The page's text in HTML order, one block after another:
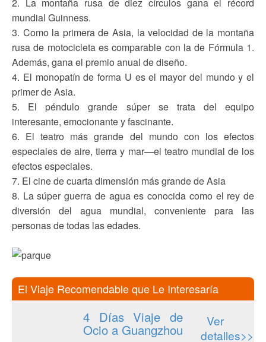
mundial Guinness.
3. Como la primera de Asia, la velocidad de la montaña
rusa de motocicleta es comparable con la de Fórmula 1.
Además, gana el premio anual de diseño.
4. El monopatín de forma U es el mayor del mundo y el
primer de Asia.
5. El péndulo grande súper se trata del equipo
interesante, emocionante y fascinante.
6. El teatro más grande del mundo con los efectos
especiales de aire, tierra y mar—el teatro mundial de los
efectos especiales.
7. El cine de cuarta dimensión más grande de Asia
8. La súper guerra de agua es conocida como el rey de
diversión del agua mundial, conveniente para las
personas de todas las edades.
El Viaje Recomendable que Le Interesaría
4 Días Viaje de
Ocio a Guangzhou
Ver
detalles>>